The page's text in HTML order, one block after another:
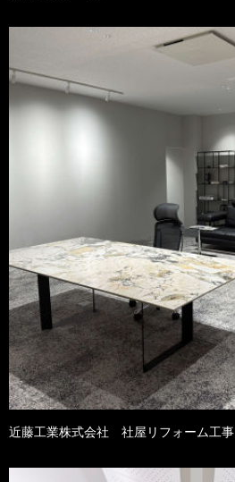
近藤工業株式会社 社屋リフォーム工事